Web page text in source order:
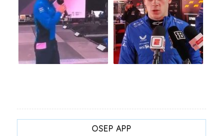
OSEP APP